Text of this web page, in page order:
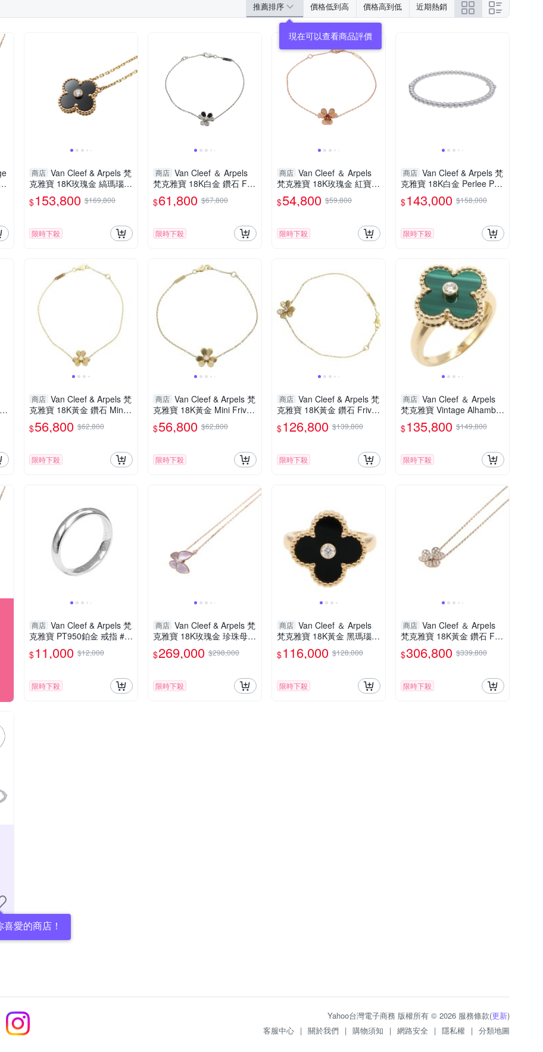
推薦排序 價格低到高 價格高到低 近期熱銷
商店 Van Cleef & Arpels 梵
克雅寶 18K玫瑰金 縞瑪瑙 V
intage Alhambra 項鍊 【二
手名牌BRAND OFF】
$153,800 $169,800
限時下殺
商店 Van Cleef ＆ Arpels
梵克雅寶 18K白金 鑽石 Friv
ole Mini 手鍊 VCARP0J500
【二手名牌BRAND OFF】
$61,800 $67,800
限時下殺
商店 Van Cleef ＆ Arpels
梵克雅寶 18K玫瑰金 紅寶石
Frivole Mini 手鍊 【二手名
牌BRAND OFF】
$54,800 $59,800
限時下殺
商店 Van Cleef & Arpels 梵
克雅寶 18K白金 Perlee Pea
rls Of Gold 金珠 手環 VCAR
07TD00 【二手名牌BRAND
$143,000 $158,000
限時下殺
商店 Van Cleef & Arpels 梵
克雅寶 18K黃金 鑽石 Mini F
rivole 手鍊 VCARPJMM00
【二手名牌BRAND OFF】
$56,800 $62,800
限時下殺
商店 Van Cleef & Arpels 梵
克雅寶 18K黃金 Mini Frivol
e 手鍊 【二手名牌BRAND
OFF】
$56,800 $62,800
限時下殺
商店 Van Cleef & Arpels 梵
克雅寶 18K黃金 鑽石 Frivol
e 手鍊 【二手名牌BRAND
OFF】
$126,800 $139,800
限時下殺
商店 Van Cleef ＆ Arpels
梵克雅寶 Vintage Alhambra
18K 黃金 鑽石 孔雀石 戒指
50 【二手名牌BRAND OF
$135,800 $149,800
限時下殺
商店 Van Cleef & Arpels 梵
克雅寶 PT950鉑金 戒指 #4
7 【二手名牌BRAND OF
F】
$11,000 $12,000
限時下殺
商店 Van Cleef & Arpels 梵
克雅寶 18K玫瑰金 珍珠母貝
鑽石 Two Butterfly 項鍊
【二手名牌BRAND OFF】
$269,000 $298,000
限時下殺
商店 Van Cleef ＆ Arpels
梵克雅寶 18K黃金 黑瑪瑙
鑽石 Vintage Alhambra 戒
指 49 【二手名牌BRAND O
$116,000 $128,000
限時下殺
商店 Van Cleef ＆ Arpels
梵克雅寶 18K黃金 鑽石 Friv
ole Small 墜飾 項鍊 【二手
名牌BRAND OFF】
$306,800 $339,800
限時下殺
愛的商店！
Yahoo台灣電子商務 版權所有 © 2026 服務條款(更新)
客服中心 | 關於我們 | 購物須知 | 網路安全 | 隱私權 | 分類地圖